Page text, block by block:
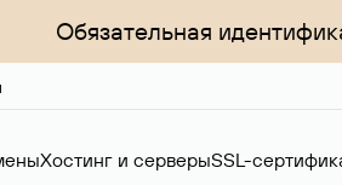
Обязательная
Хостинг и серверыSSL-